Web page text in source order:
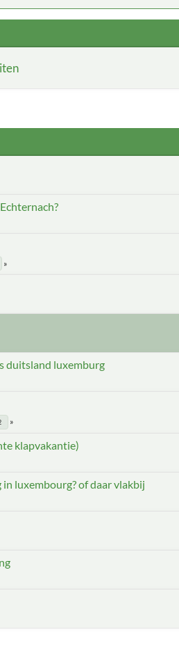
duitsland luxemburg
klapvakantie)
luxembourg? of daar vlakbij